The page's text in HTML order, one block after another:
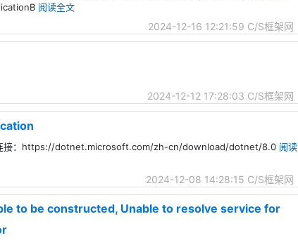
阅读全文
2024-12-16 12:21:59 C/S框架网
2024-12-12 17:28:03 C/S框架网
接：https://dotnet.microsoft.com/zh-cn/download/dotnet/8.0 阅读
2024-12-08 14:28:15 C/S框架网
to be constructed, Unable to resolve service for